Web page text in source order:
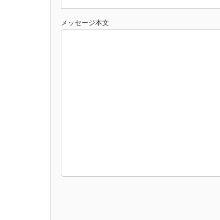
—————————-
当店で収集した個人情報に関しては、以下の目的の
—————————-
・当店は個人情報についての最新性、正確性を確保
メッセージ本文